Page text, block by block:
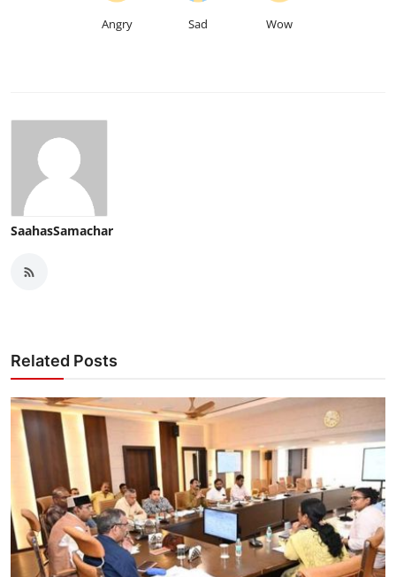
Angry Sad Wow
SaahasSamachar
Related Posts